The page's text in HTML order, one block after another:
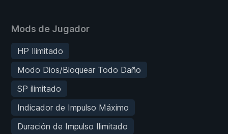
Mods de Jugador
HP Ilimitado
Modo Dios/Bloquear Todo Daño
SP ilimitado
Indicador de Impulso Máximo
Duración de Impulso Ilimitado